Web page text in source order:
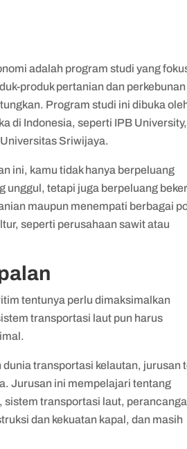
adalah program studi yang
produk pertanian dan perkebunan
Program studi ini dibuka
di Indonesia, seperti IPB University,
Sriwijaya.
ini, kamu tidak hanya berpeluang
unggul, tetapi juga berpeluang
maupun menempati berbagai
seperti perusahaan sawit atau
tentunya perlu dimaksimalkan
transportasi laut pun harus
transportasi kelautan, jurusan
Jurusan ini mempelajari tentang
sistem transportasi laut,
dan kekuatan kapal, dan masih